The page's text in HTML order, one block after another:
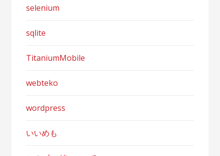
selenium
sqlite
TitaniumMobile
webteko
wordpress
いいめも